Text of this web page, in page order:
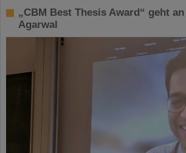
„CBM Best Thesis Award“ geht
Agarwal